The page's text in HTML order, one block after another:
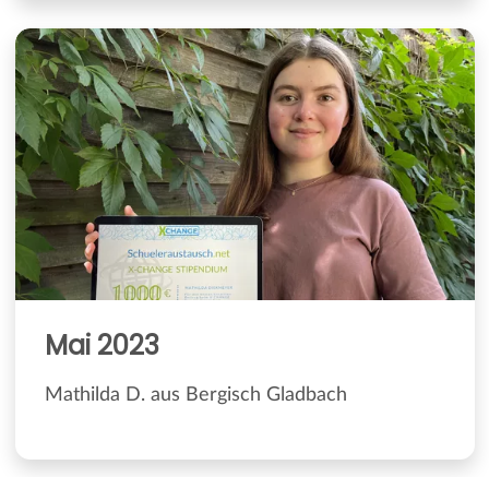
Mai 2023
Mathilda D. aus Bergisch Gladbach